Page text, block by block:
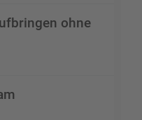
ohne